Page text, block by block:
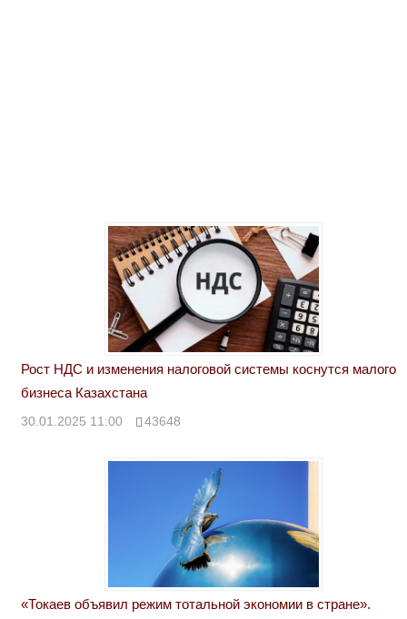
Рост НДС и изменения налоговой системы коснутся малого
бизнеса Казахстана
30.01.2025 11:00 43648
«Токаев объявил режим тотальной экономии в стране».